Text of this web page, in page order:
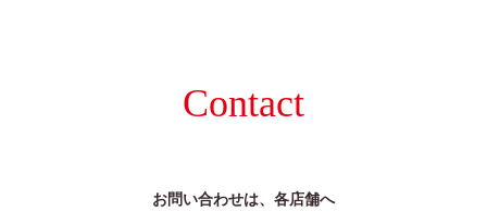
Contact
お問い合わせは、各店舗へ